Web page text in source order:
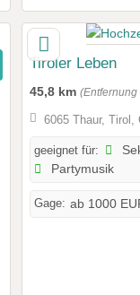
Tiroler Leben
45,8 km (Entfernung
6065 Thaur, Tirol,
geeignet für:
Partymusik
Gage: ab 1000